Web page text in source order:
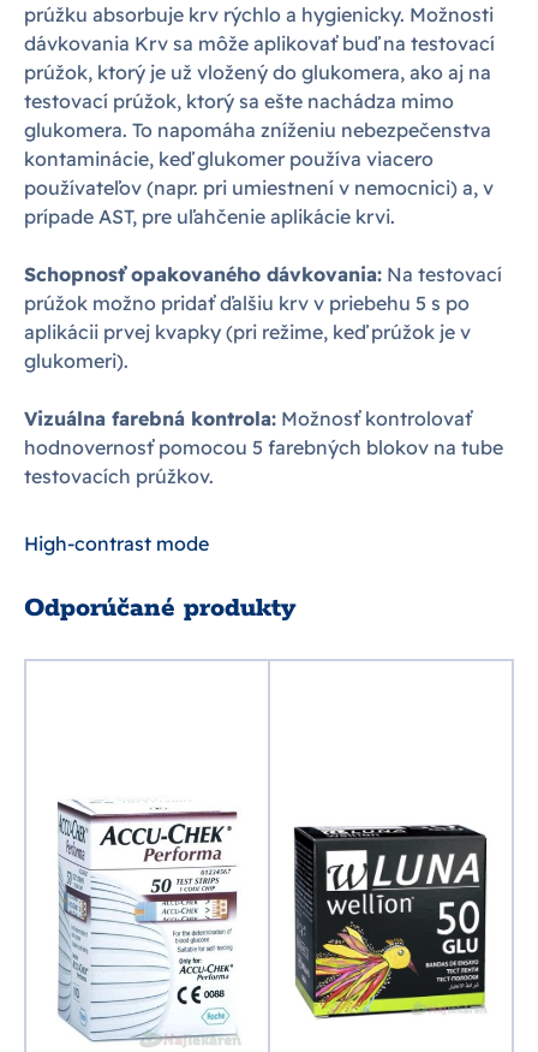
prúžku absorbuje krv rýchlo a hygienicky. Možnosti
dávkovania Krv sa môže aplikovať buď na testovací
prúžok, ktorý je už vložený do glukomera, ako aj na
testovací prúžok, ktorý sa ešte nachádza mimo
glukomera. To napomáha zníženiu nebezpečenstva
kontaminácie, keď glukomer používa viacero
používateľov (napr. pri umiestnení v nemocnici) a, v
prípade AST, pre uľahčenie aplikácie krvi.
Schopnosť opakovaného dávkovania: Na testovací
prúžok možno pridať ďalšiu krv v priebehu 5 s po
aplikácii prvej kvapky (pri režime, keď prúžok je v
glukomeri).
Vizuálna farebná kontrola: Možnosť kontrolovať
hodnovernosť pomocou 5 farebných blokov na tube
testovacích prúžkov.
High-contrast mode
Odporúčané produkty